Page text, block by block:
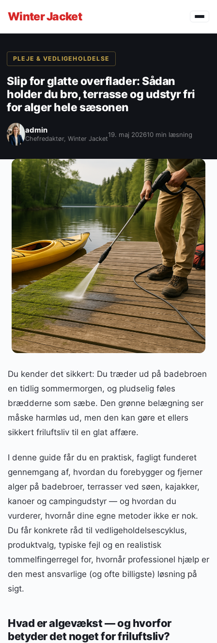
WinterJacket
PLEJE & VEDLIGEHOLDELSE
Slip for glatte overflader: Sådan
holder du bro, terrasse og udstyr fri
for alger hele sæsonen
admin
Chefredaktør, Winter Jacket
19. maj 202610 min læsning
Du kender det sikkert: Du træder ud på badebroen
en tidlig sommermorgen, og pludselig føles
brædderne som sæbe. Den grønne belægning ser
måske harmløs ud, men den kan gøre et ellers
sikkert friluftsliv til en glat affære.
I denne guide får du en praktisk, fagligt funderet
gennemgang af, hvordan du forebygger og fjerner
alger på badebroer, terrasser ved søen, kajakker,
kanoer og campingudstyr — og hvordan du
vurderer, hvornår dine egne metoder ikke er nok.
Du får konkrete råd til vedligeholdelsescyklus,
produktvalg, typiske fejl og en realistisk
tommelfingerregel for, hvornår professionel hjælp er
den mest ansvarlige (og ofte billigste) løsning på
sigt.
Hvad er algevækst — og hvorfor
betyder det noget for friluftsliv?